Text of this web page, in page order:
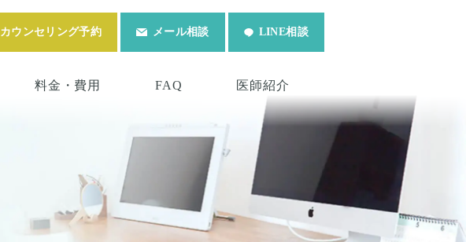
カウンセリング予約 メール相談 LINE相談
料金・費用 FAQ 医師紹介